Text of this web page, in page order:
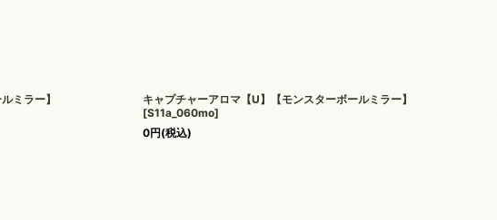
ミラー】
キャプチャーアロマ【U】【モンスターボールミラー】
[S11a_060mo]
0円(税込)